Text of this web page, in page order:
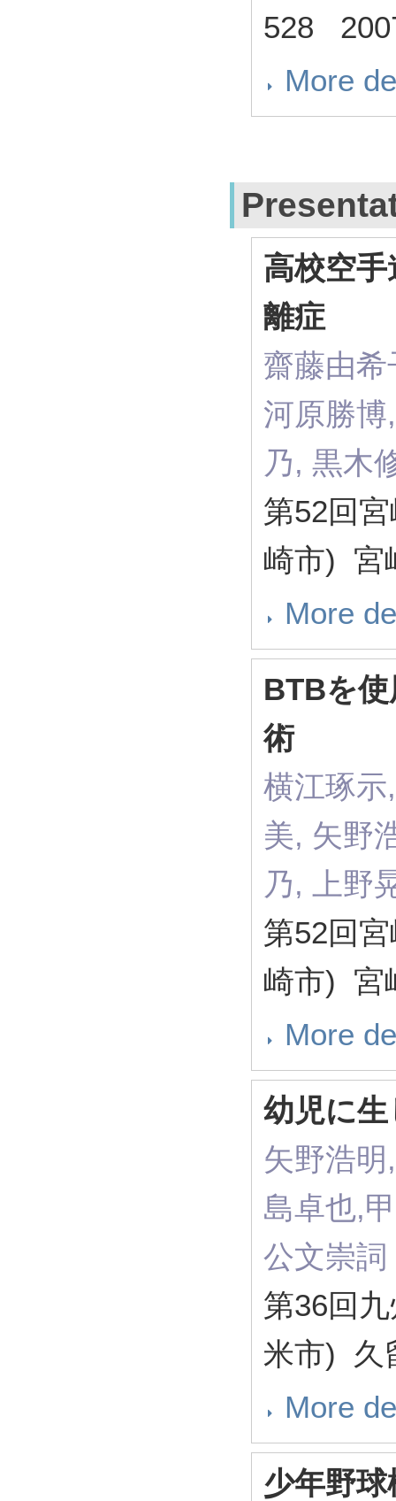
528
More
高校空
離症
齋藤由
河原勝
乃, 黒木
第52回
崎市) 宮
More
BTBを
術
横江琢
美, 矢野
乃, 上野
第52回
崎市) 宮
More
幼児に
矢野浩
島卓也,
公文崇詞
第36回
米市) 久
More
少年野